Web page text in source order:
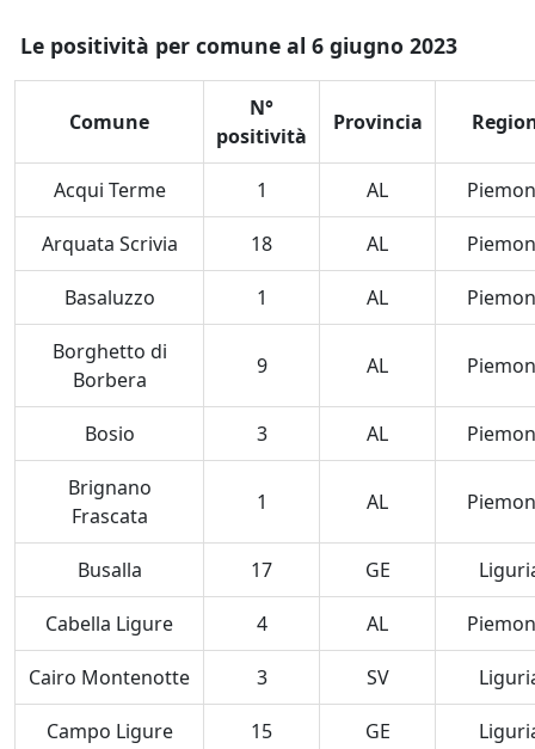
Le positività per comune al 6 giugno 2023
Comune
N°
positività
Provincia
Acqui Terme 1 AL
Arquata Scrivia 18 AL
Basaluzzo 1 AL
Borghetto di
Borbera
9 AL
Bosio 3 AL
Brignano
Frascata
1 AL
Busalla 17 GE
Cabella Ligure 4 AL
Cairo Montenotte 3 SV
Campo Ligure 15 GE